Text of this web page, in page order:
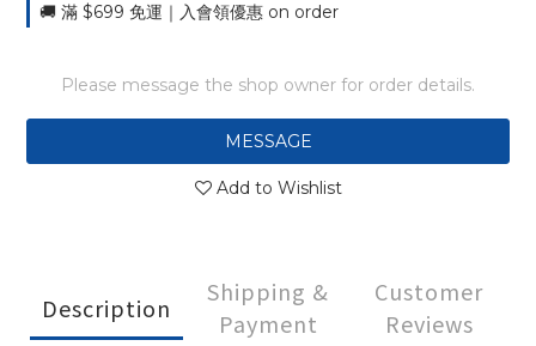
🚚 滿 $699 免運｜入會領優惠 on order
Please message the shop owner for order details.
MESSAGE
Add to Wishlist
Description
Shipping &
Payment
Customer
Reviews